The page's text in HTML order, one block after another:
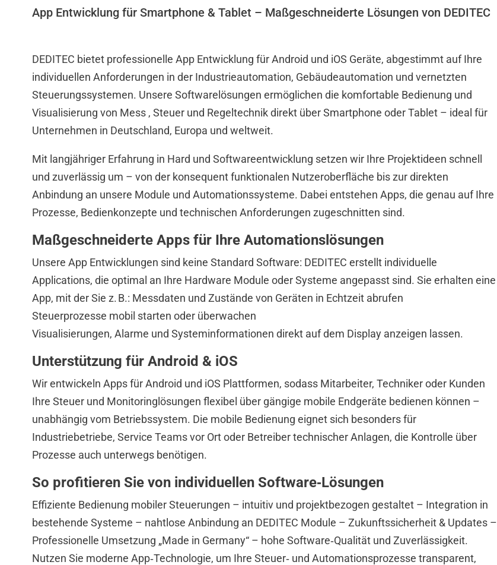
App Entwicklung für Smartphone & Tablet – Maßgeschneiderte Lösungen von DEDITEC
DEDITEC bietet professionelle App Entwicklung für Android und iOS Geräte, abgestimmt auf Ihre
individuellen Anforderungen in der Industrieautomation, Gebäudeautomation und vernetzten
Steuerungssystemen. Unsere Softwarelösungen ermöglichen die komfortable Bedienung und
Visualisierung von Mess , Steuer und Regeltechnik direkt über Smartphone oder Tablet – ideal für
Unternehmen in Deutschland, Europa und weltweit.
Mit langjähriger Erfahrung in Hard und Softwareentwicklung setzen wir Ihre Projektideen schnell
und zuverlässig um – von der konsequent funktionalen Nutzeroberfläche bis zur direkten
Anbindung an unsere Module und Automationssysteme. Dabei entstehen Apps, die genau auf Ihre
Prozesse, Bedienkonzepte und technischen Anforderungen zugeschnitten sind.
Maßgeschneiderte Apps für Ihre Automationslösungen
Unsere App Entwicklungen sind keine Standard Software: DEDITEC erstellt individuelle
Applications, die optimal an Ihre Hardware Module oder Systeme angepasst sind. Sie erhalten eine
App, mit der Sie z. B.: Messdaten und Zustände von Geräten in Echtzeit abrufen
Steuerprozesse mobil starten oder überwachen
Visualisierungen, Alarme und Systeminformationen direkt auf dem Display anzeigen lassen.
Unterstützung für Android & iOS
Wir entwickeln Apps für Android und iOS Plattformen, sodass Mitarbeiter, Techniker oder Kunden
Ihre Steuer und Monitoringlösungen flexibel über gängige mobile Endgeräte bedienen können –
unabhängig vom Betriebssystem. Die mobile Bedienung eignet sich besonders für
Industriebetriebe, Service Teams vor Ort oder Betreiber technischer Anlagen, die Kontrolle über
Prozesse auch unterwegs benötigen.
So profitieren Sie von individuellen Software‑Lösungen
Effiziente Bedienung mobiler Steuerungen – intuitiv und projektbezogen gestaltet – Integration in
bestehende Systeme – nahtlose Anbindung an DEDITEC Module – Zukunftssicherheit & Updates –
Professionelle Umsetzung „Made in Germany“ – hohe Software‑Qualität und Zuverlässigkeit.
Nutzen Sie moderne App‑Technologie, um Ihre Steuer‑ und Automationsprozesse transparent,